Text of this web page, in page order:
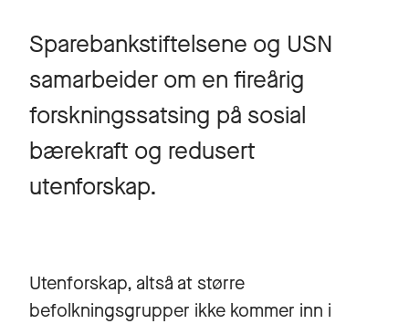
Sparebankstiftelsene og USN
samarbeider om en fireårig
forskningssatsing på sosial
bærekraft og redusert
utenforskap.
Utenforskap, altså at større
befolkningsgrupper ikke kommer inn i